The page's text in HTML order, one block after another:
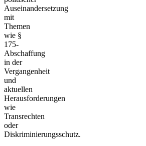
Auseinandersetzung
mit
Themen
wie §
175-
Abschaffung
in der
Vergangenheit
und
aktuellen
Herausforderungen
wie
Transrechten
oder
Diskriminierungsschutz.